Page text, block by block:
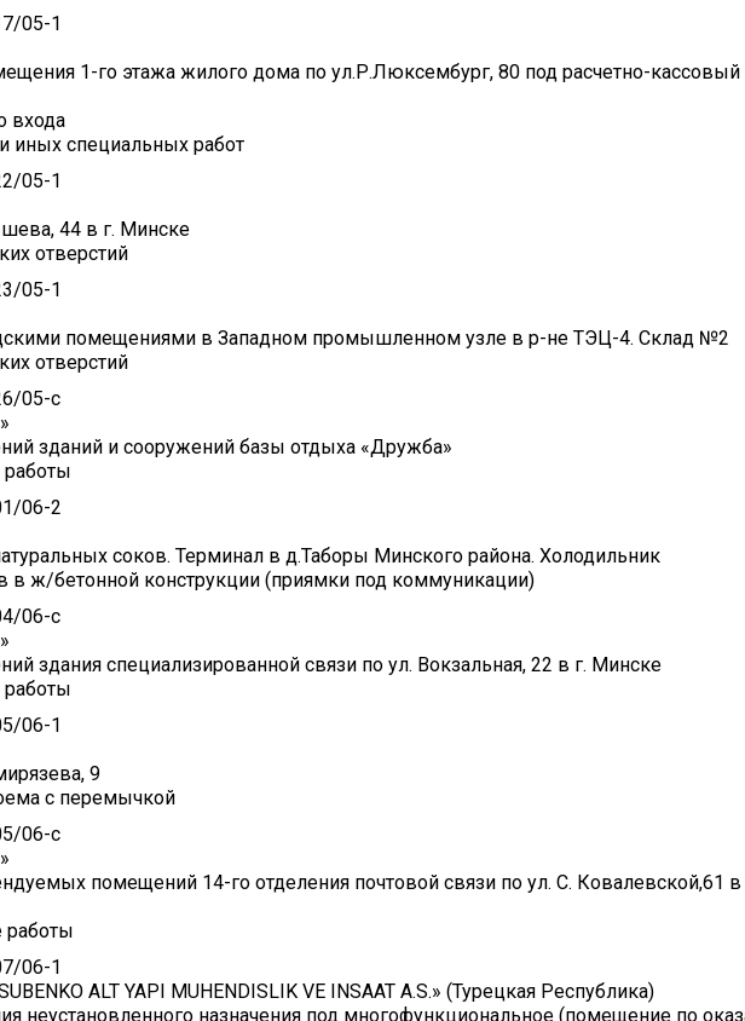
05-1
1-го этажа жилого дома по ул.Р.Люксембург, 80 под расчетно-кассовый
входа
иных специальных работ
05-1
44 в г. Минске
отверстий
05-1
помещениями в Западном промышленном узле в р-не ТЭЦ-4. Склад №2
отверстий
05-с
зданий и сооружений базы отдыха «Дружба»
06-2
соков. Терминал в д.Таборы Минского района. Холодильник
в ж/бетонной конструкции (приямки под коммуникации)
06-с
здания специализированной связи по ул. Вокзальная, 22 в г. Минске
06-1
9
с перемычкой
06-с
помещений 14-го отделения почтовой связи по ул. С. Ковалевской,61 в
работы
06-1
ALT YAPI MUHENDISLIK VE INSAAT A.S.» (Турецкая Республика)
неустановленного назначения под многофункциональное (помещение по